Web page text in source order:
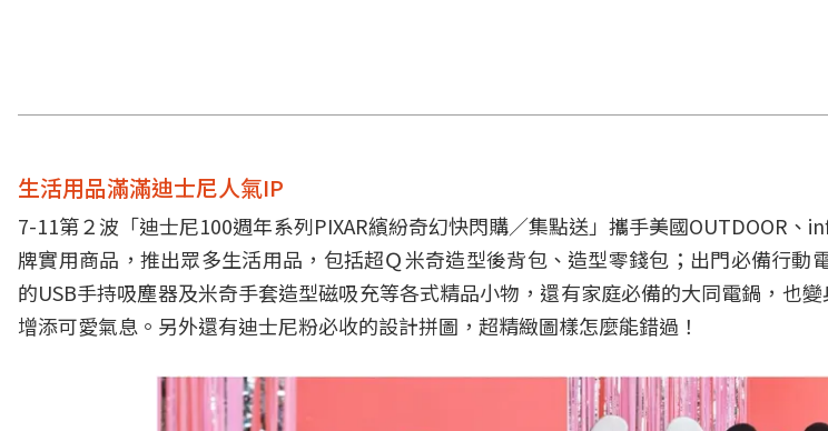
生活用品滿滿迪士尼人氣IP
7-11第２波「迪士尼100週年系列PIXAR繽紛奇幻快閃購／集點送」攜手美國OUTDOOR、
牌實用商品，推出眾多生活用品，包括超Ｑ米奇造型後背包、造型零錢包；出門必備行動
的USB手持吸塵器及米奇手套造型磁吸充等各式精品小物，還有家庭必備的大同電鍋，也
增添可愛氣息。另外還有迪士尼粉必收的設計拼圖，超精緻圖樣怎麼能錯過！